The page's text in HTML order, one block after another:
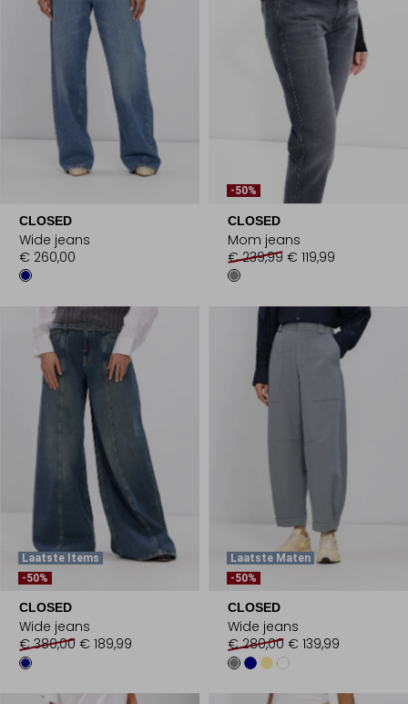
CLOSED
Wide jeans
€ 260,00
-50%
CLOSED
Mom jeans
€ 239,99 € 119,99
Laatste Items
-50%
CLOSED
Wide jeans
€ 380,00 € 189,99
Laatste Maten
-50%
CLOSED
Wide jeans
€ 280,00 € 139,99